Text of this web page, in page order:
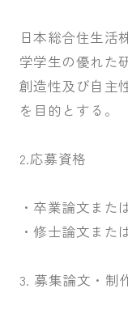
日本総合住生活
学学生の優れた
創造性及び自主
を目的とする。
2.応募資格
・卒業論文また
・修士論文また
3. 募集論文・制